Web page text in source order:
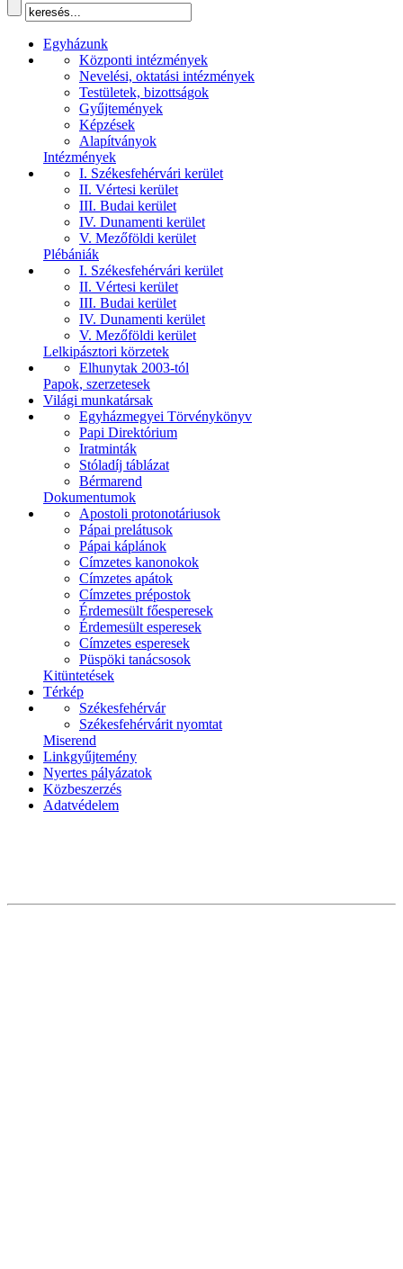
Egyházunk
Központi intézmények
Nevelési, oktatási intézmények
Testületek, bizottságok
Gyűjtemények
Képzések
Alapítványok
Intézmények
I. Székesfehérvári kerület
II. Vértesi kerület
III. Budai kerület
IV. Dunamenti kerület
V. Mezőföldi kerület
Plébániák
I. Székesfehérvári kerület
II. Vértesi kerület
III. Budai kerület
IV. Dunamenti kerület
V. Mezőföldi kerület
Lelkipásztori körzetek
Elhunytak 2003-tól
Papok, szerzetesek
Világi munkatársak
Egyházmegyei Törvénykönyv
Papi Direktórium
Iratminták
Stóladíj táblázat
Bérmarend
Dokumentumok
Apostoli protonotáriusok
Pápai prelátusok
Pápai káplánok
Címzetes kanonokok
Címzetes apátok
Címzetes prépostok
Érdemesült főesperesek
Érdemesült esperesek
Címzetes esperesek
Püspöki tanácsosok
Kitüntetések
Térkép
Székesfehérvár
Székesfehérvárit nyomtat
Miserend
Linkgyűjtemény
Nyertes pályázatok
Közbeszerzés
Adatvédelem